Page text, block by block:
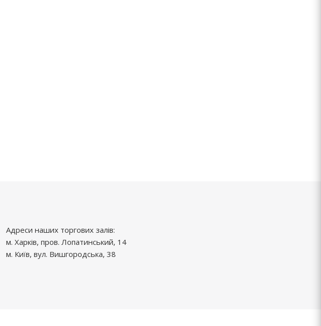
Адреси наших торгових залів:
м. Харків, пров. Лопатинський, 14
м. Київ, вул. Вишгородська, 38